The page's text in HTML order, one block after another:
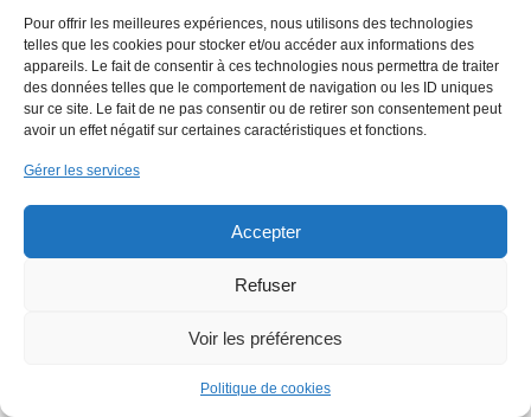
Pour offrir les meilleures expériences, nous utilisons des technologies
telles que les cookies pour stocker et/ou accéder aux informations des
appareils. Le fait de consentir à ces technologies nous permettra de traiter
des données telles que le comportement de navigation ou les ID uniques
sur ce site. Le fait de ne pas consentir ou de retirer son consentement peut
avoir un effet négatif sur certaines caractéristiques et fonctions.
Gérer les services
Accepter
Refuser
Voir les préférences
Politique de cookies
Copyright 2018 EmWeb.xyz - Mentions légales